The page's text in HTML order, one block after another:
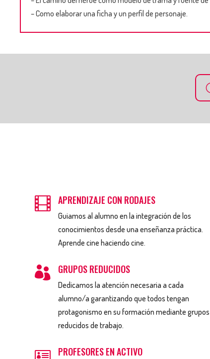
– Como elaborar una ficha y un perfil de personaje.
 APRENDIZAJE CON RODAJES
Guiamos al alumno en la integración de los
conocimientos desde una enseñanza práctica.
Aprende cine haciendo cine.
 GRUPOS REDUCIDOS
Dedicamos la atención necesaria a cada
alumno/a garantizando que todos tengan
protagonismo en su formación mediante grupos
reducidos de trabajo.
 PROFESORES EN ACTIVO